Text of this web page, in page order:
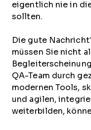
eigentlich nie in
sollten.
Die gute
müssen Sie nicht
QA-Team durch
modernen Tools,
und agilen,
weiterbilden,